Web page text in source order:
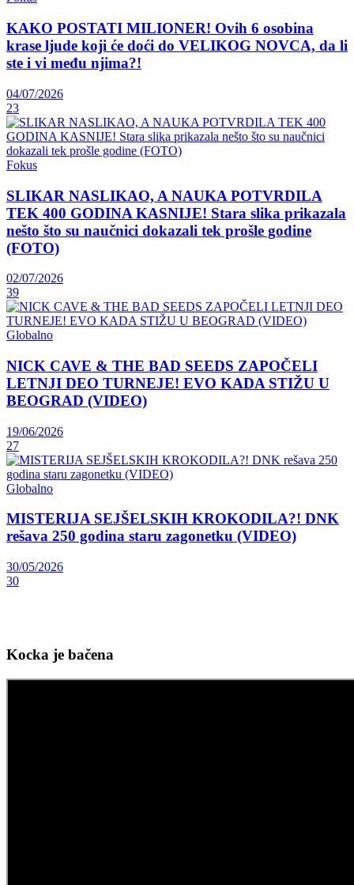
KAKO POSTATI MILIONER! Ovih 6 osobina
krase ljude koji će doći do VELIKOG NOVCA, da li
ste i vi među njima?!
04/07/2026
23
Fokus
SLIKAR NASLIKAO, A NAUKA POTVRDILA
TEK 400 GODINA KASNIJE! Stara slika prikazala
nešto što su naučnici dokazali tek prošle godine
(FOTO)
02/07/2026
39
Globalno
NICK CAVE & THE BAD SEEDS ZAPOČELI
LETNJI DEO TURNEJE! EVO KADA STIŽU U
BEOGRAD (VIDEO)
19/06/2026
27
Globalno
MISTERIJA SEJŠELSKIH KROKODILA?! DNK
rešava 250 godina staru zagonetku (VIDEO)
30/05/2026
30
Kocka je bačena